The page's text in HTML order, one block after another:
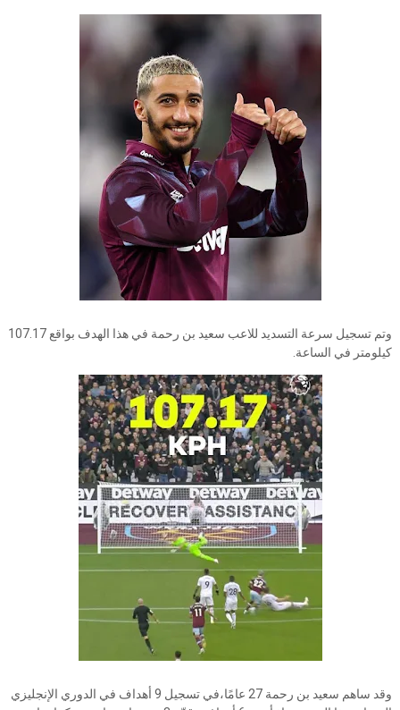
وتم تسجيل سرعة التسديد للاعب سعيد بن رحمة في هذا الهدف بواقع 107.17
كيلومتر في الساعة.
وقد ساهم سعيد بن رحمة 27 عامًا،في تسجيل 9 أهداف في الدوري الإنجليزي